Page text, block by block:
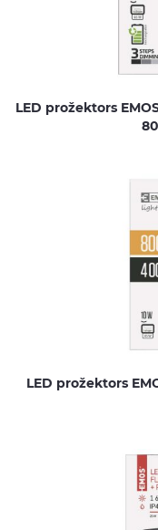
LED prožektors
LED prožektors